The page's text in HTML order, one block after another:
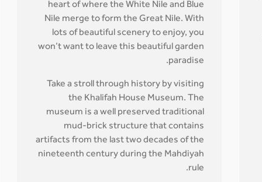
heart of where the White Nile and Blue
Nile merge to form the Great Nile. With
lots of beautiful scenery to enjoy, you
won’t want to leave this beautiful garden
paradise.
Take a stroll through history by visiting
the Khalifah House Museum. The
museum is a well preserved traditional
mud-brick structure that contains
artifacts from the last two decades of the
nineteenth century during the Mahdiyah
rule.